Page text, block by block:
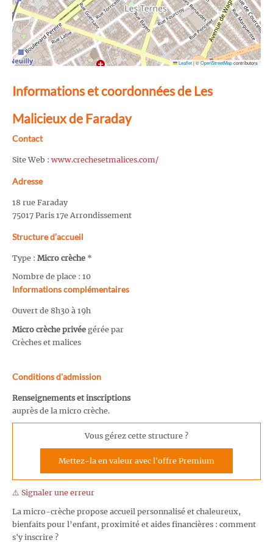
Leaflet|©OpenStreetMapcontributors
Informations et coordonnées de Les
Malicieux de Faraday
Contact
Site Web : www.crechesetmalices.com/
Adresse
18 rue Faraday
75017 Paris 17e Arrondissement
Structure d’accueil
Type : Micro crèche *
Nombre de place : 10
Informations complémentaires
Ouvert de 8h30 à 19h
Micro crèche privée gérée par
Crèches et malices
Conditions d'admission
Renseignements et inscriptions
auprès de la micro crèche.
Vous gérez cette structure ?
Mettez-la en valeur avec l'offre Premium
⚠️ Signaler une erreur
La micro-crèche propose accueil personnalisé et chaleureux,
bienfaits pour l’enfant, proximité et aides financières : comment
s'y inscrire ?